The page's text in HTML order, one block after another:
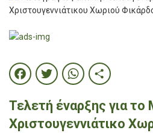
Facebook
TwitterShare
Τελετή έναρξης για το
Χριστουγεννιάτικο